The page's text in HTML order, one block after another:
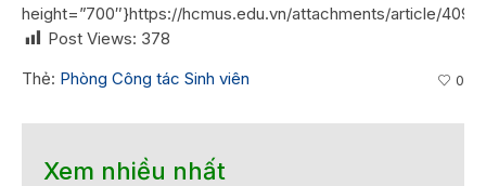
height=”700″}https://hcmus.edu.vn/attachments/article/
Post Views: 378
Thẻ: Phòng Công tác Sinh viên 0
Xem nhiều nhất